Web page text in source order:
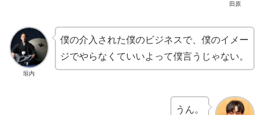
田原
垣内
僕の介入された僕のビジネスで、僕のイメー
ジでやらなくていいよって僕言うじゃない。
うん。